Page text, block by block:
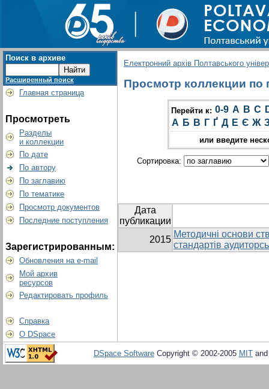
Поиск в архиве
Расширенный поиск
Главная страница
Просмотреть
Разделы
и коллекции
По дате
По автору
По заглавию
По тематике
Просмотр документов
Последние поступления
Зарегистрированным:
Обновления на e-mail
Мой архив
ресурсов
Редактировать профиль
Справка
О DSpace
Електронний архів Полтавського
Просмотр коллекции по
Перейти к: 0-9 A B C
А Б В Г Ґ Д Е Є Ж
или введите
Сортировка:
Дата
публикации
2015
Методичні основи
стандартів
DSpace Software Copyright © 2002-2005 MIT